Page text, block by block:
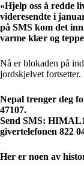
«Hjelp oss å redde
videresendte i
på SMS kom det
varme klær og
Nå er blokaden på
jordskjelvet fortsetter.
Nepal trenger deg
47107.
Send SMS:
givertelefonen 822
Her er noen av